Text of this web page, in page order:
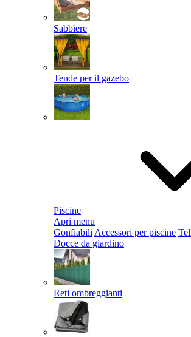
Sabbiere
Tende per il gazebo
Piscine
Apri menu
Gonfiabili Accessori per piscine
Docce da giardino
Reti ombreggianti